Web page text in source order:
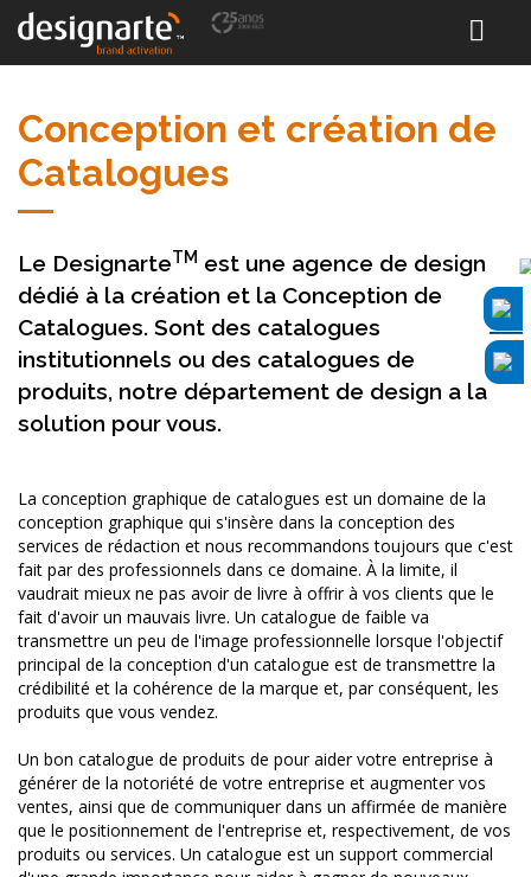
Conception et création de
Catalogues
Le DesignarteTM est une agence de design
dédié à la création et la Conception de
Catalogues. Sont des catalogues
institutionnels ou des catalogues de
produits, notre département de design a la
solution pour vous.
La conception graphique de catalogues est un domaine de la
conception graphique qui s'insère dans la conception des
services de rédaction et nous recommandons toujours que c'est
fait par des professionnels dans ce domaine. À la limite, il
vaudrait mieux ne pas avoir de livre à offrir à vos clients que le
fait d'avoir un mauvais livre. Un catalogue de faible va
transmettre un peu de l'image professionnelle lorsque l'objectif
principal de la conception d'un catalogue est de transmettre la
crédibilité et la cohérence de la marque et, par conséquent, les
produits que vous vendez.
Un bon catalogue de produits de pour aider votre entreprise à
générer de la notoriété de votre entreprise et augmenter vos
ventes, ainsi que de communiquer dans un affirmée de manière
que le positionnement de l'entreprise et, respectivement, de vos
produits ou services. Un catalogue est un support commercial